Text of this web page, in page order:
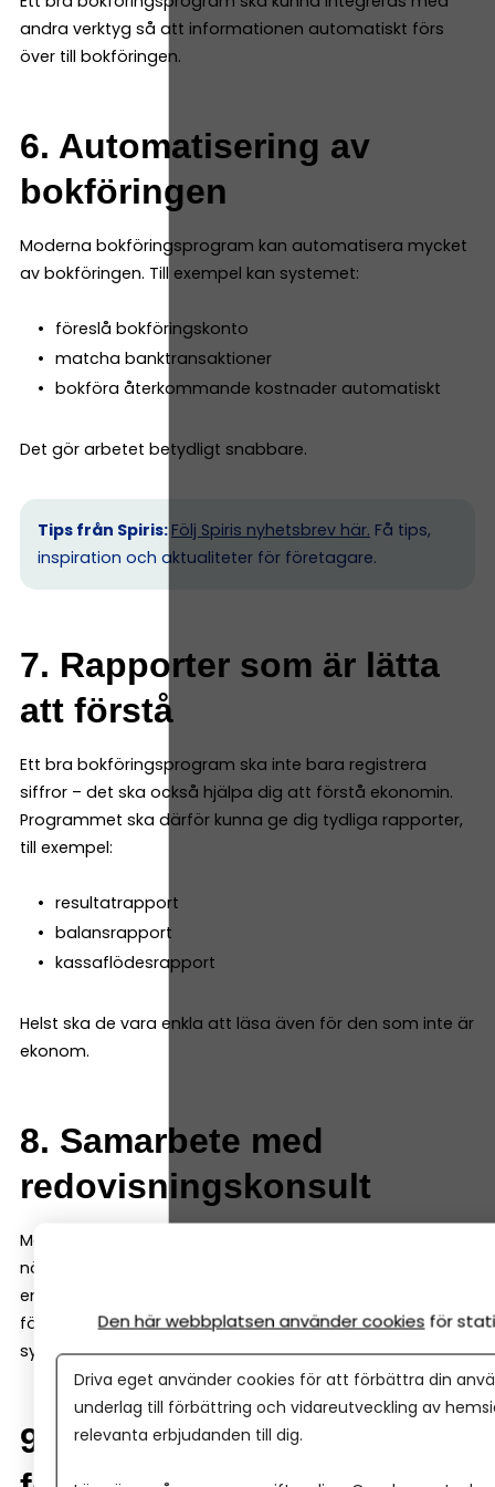
andra verktyg så att informationen automatiskt förs
över till bokföringen.
6. Automatisering av
bokföringen
Moderna bokföringsprogram kan automatisera mycket
av bokföringen. Till exempel kan systemet:
föreslå bokföringskonto
matcha banktransaktioner
bokföra återkommande kostnader automatiskt
Det gör arbetet betydligt snabbare.
Tips från Spiris: Följ Spiris nyhetsbrev här. Få tips,
inspiration och aktualiteter för företagare.
7. Rapporter som är lätta
att förstå
Ett bra bokföringsprogram ska inte bara registrera
siffror – det ska också hjälpa dig att förstå ekonomin.
Programmet ska därför kunna ge dig tydliga rapporter,
till exempel:
resultatrapport
balansrapport
kassaflödesrapport
Helst ska de vara enkla att läsa även för den som inte är
ekonom.
8. Samarbete med
redovisningskonsult
Många företag väljer att anlita en redovisningskonsult
när de växer. Då är det viktigt att programmet gör det
enkelt att dela bokföringen. Många system låter både
företagaren och redovisningskonsulten arbeta i samma
system samtidigt.
9. Möjlighet att växa med
Den här webbplatsen använder cookies för
Driva eget använder cookies för att förbättra din
underlag till förbättring och vidareutveckling av
relevanta erbjudanden till dig.